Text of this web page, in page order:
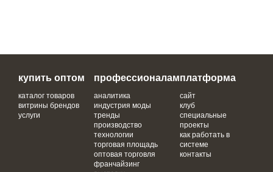
купить оптом
каталог товаров
витрины брендов
услуги
профессионалам
аналитика
индустрия моды
тренды
производство
технологии
торговая площадь
оптовая торговля
франчайзинг
платформа
сайт
клуб
специальные
проекты
как работать в
системе
контакты